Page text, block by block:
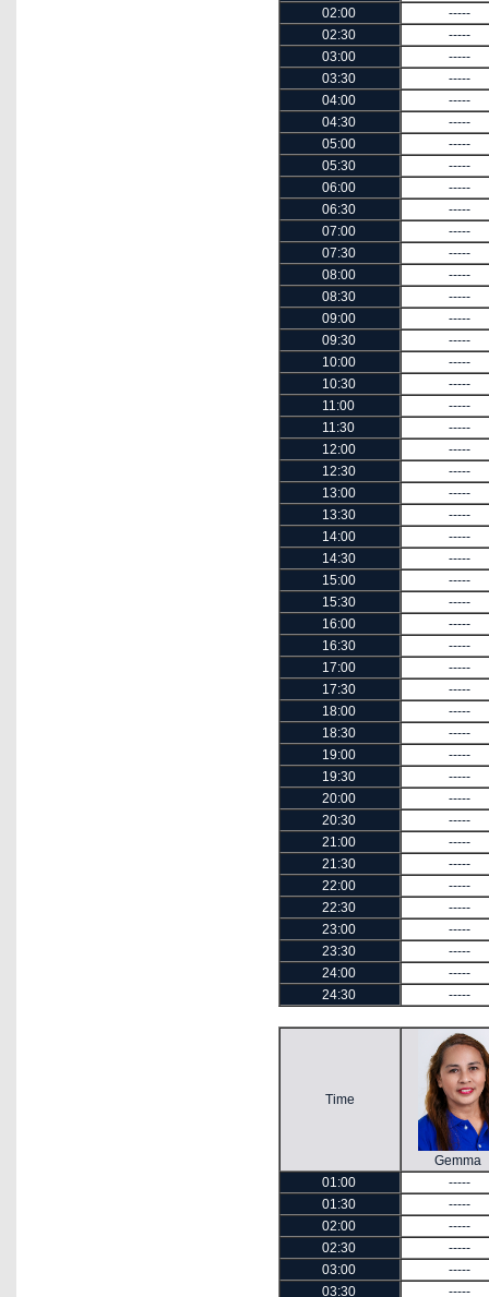
02:00
-----
02:30
-----
03:00
-----
03:30
-----
04:00
-----
04:30
-----
05:00
-----
05:30
-----
06:00
-----
06:30
-----
07:00
-----
07:30
-----
08:00
-----
08:30
-----
09:00
-----
09:30
-----
10:00
-----
10:30
-----
11:00
-----
11:30
-----
12:00
-----
12:30
-----
13:00
-----
13:30
-----
14:00
-----
14:30
-----
15:00
-----
15:30
-----
16:00
-----
16:30
-----
17:00
-----
17:30
-----
18:00
-----
18:30
-----
19:00
-----
19:30
-----
20:00
-----
20:30
-----
21:00
-----
21:30
-----
22:00
-----
22:30
-----
23:00
-----
23:30
-----
24:00
-----
24:30
-----
Time
Gemma
01:00
-----
01:30
-----
02:00
-----
02:30
-----
03:00
-----
03:30
-----